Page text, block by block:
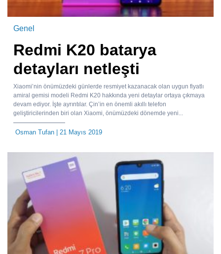
Genel
Redmi K20 batarya
detayları netleşti
Xiaomi’nin önümüzdeki günlerde resmiyet kazanacak olan uygun fiyatlı
amiral gemisi modeli Redmi K20 hakkında yeni detaylar ortaya çıkmaya
devam ediyor. İşte ayrıntılar. Çin’in en önemli akıllı telefon
geliştiricilerinden biri olan Xiaomi, önümüzdeki dönemde yeni...
Osman Tufan | 21 Mayıs 2019